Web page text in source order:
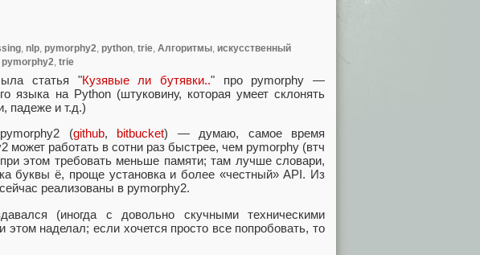
, nlp, pymorphy2, python, trie, Алгоритмы, искусственный
pymorphy2, trie
статья "Кузявые ли бутявки.." про pymorphy —
языка на Python (штуковину, которая умеет склонять
падеже и т.д.)
(github, bitbucket) — думаю, самое время
может работать в сотни раз быстрее, чем pymorphy (втч
этом требовать меньше памяти; там лучше словари,
буквы ё, проще установка и более «честный» API. Из
реализованы в pymorphy2.
(иногда с довольно скучными техническими
этом наделал; если хочется просто все попробовать, то